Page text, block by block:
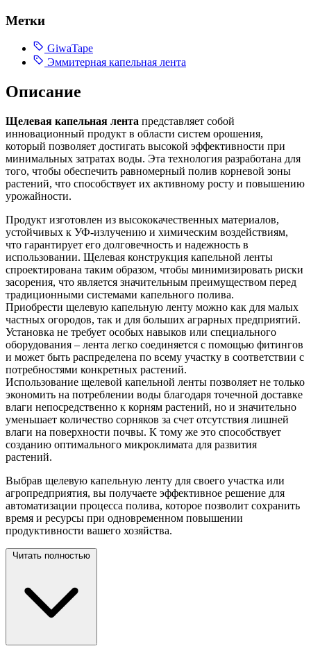
Метки
GiwaTape
Эммитерная капельная лента
Описание
Щелевая капельная лента представляет собой
инновационный продукт в области систем орошения,
который позволяет достигать высокой эффективности при
минимальных затратах воды. Эта технология разработана для
того, чтобы обеспечить равномерный полив корневой зоны
растений, что способствует их активному росту и повышению
урожайности.
Продукт изготовлен из высококачественных материалов,
устойчивых к УФ-излучению и химическим воздействиям,
что гарантирует его долговечность и надежность в
использовании. Щелевая конструкция капельной ленты
спроектирована таким образом, чтобы минимизировать риски
засорения, что является значительным преимуществом перед
традиционными системами капельного полива.
Приобрести щелевую капельную ленту можно как для малых
частных огородов, так и для больших аграрных предприятий.
Установка не требует особых навыков или специального
оборудования – лента легко соединяется с помощью фитингов
и может быть распределена по всему участку в соответствии с
потребностями конкретных растений.
Использование щелевой капельной ленты позволяет не только
экономить на потреблении воды благодаря точечной доставке
влаги непосредственно к корням растений, но и значительно
уменьшает количество сорняков за счет отсутствия лишней
влаги на поверхности почвы. К тому же это способствует
созданию оптимального микроклимата для развития
растений.
Выбрав щелевую капельную ленту для своего участка или
агропредприятия, вы получаете эффективное решение для
автоматизации процесса полива, которое позволит сохранить
время и ресурсы при одновременном повышении
продуктивности вашего хозяйства.
Читать полностью